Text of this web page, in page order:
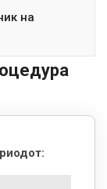
на